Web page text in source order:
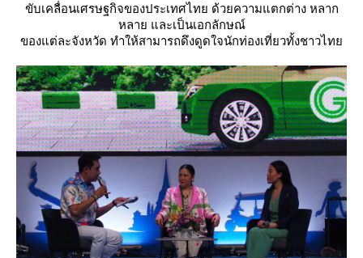
ขับเคลื่อนเศรษฐกิจของประเทศไทย ด้วยความแตกต่าง หลาก
หลาย และเป็นเอกลักษณ์
ของแต่ละจังหวัด ทำให้สามารถดึงดูดใจนักท่องเที่ยวทั้งชาวไท